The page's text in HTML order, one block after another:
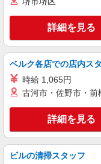
間
【試
■
4丁目
キープ
正社員
ソフトバンクイオンタ
【店
タッ
詳細を見る
ベルク各店での店内ス
時給 1,065円
古河市・佐野市・
詳細を見る
ビルの清掃スタッフ